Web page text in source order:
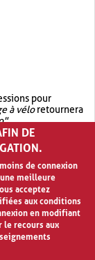
pour
à véloretournera
.
.garage OR vélo
à vélo
DE
de connexion
meilleure
acceptez
aux conditions
en modifiant
le recours aux